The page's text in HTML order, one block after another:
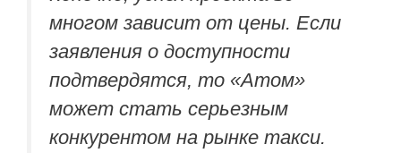
многом зависит от цены. Если
заявления о доступности
подтвердятся, то «Атом»
может стать серьезным
конкурентом на рынке такси.